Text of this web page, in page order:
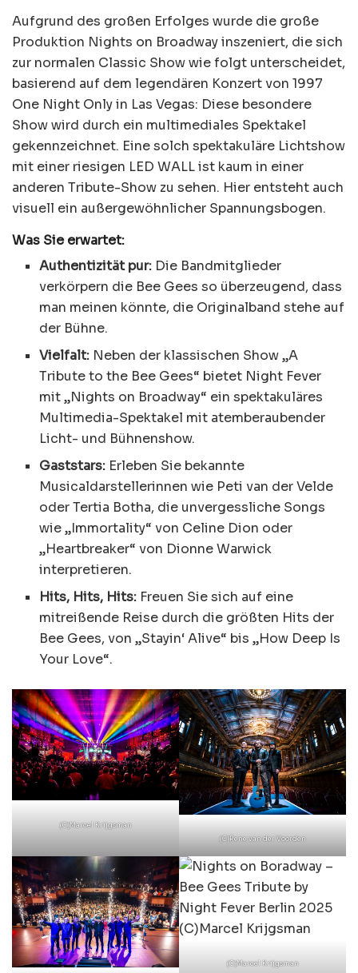
Aufgrund des großen Erfolges wurde die große
Produktion Nights on Broadway inszeniert, die sich
zur normalen Classic Show wie folgt unterscheidet,
basierend auf dem legendären Konzert von 1997
One Night Only in Las Vegas: Diese besondere
Show wird durch ein multimediales Spektakel
gekennzeichnet. Eine solch spektakuläre Lichtshow
mit einer riesigen LED WALL ist kaum in einer
anderen Tribute-Show zu sehen. Hier entsteht auch
visuell ein außergewöhnlicher Spannungsbogen.
Was Sie erwartet:
Authentizität pur: Die Bandmitglieder
verkörpern die Bee Gees so überzeugend, dass
man meinen könnte, die Originalband stehe auf
der Bühne.
Vielfalt: Neben der klassischen Show „A
Tribute to the Bee Gees“ bietet Night Fever
mit „Nights on Broadway“ ein spektakuläres
Multimedia-Spektakel mit atemberaubender
Licht- und Bühnenshow.
Gaststars: Erleben Sie bekannte
Musicaldarstellerinnen wie Peti van der Velde
oder Tertia Botha, die unvergessliche Songs
wie „Immortality“ von Celine Dion oder
„Heartbreaker“ von Dionne Warwick
interpretieren.
Hits, Hits, Hits: Freuen Sie sich auf eine
mitreißende Reise durch die größten Hits der
Bee Gees, von „Stayin‘ Alive“ bis „How Deep Is
Your Love“.
(C)Marcel Krijgsman
(C)Rene van der Voorden
(C)Marcel Krijgsman